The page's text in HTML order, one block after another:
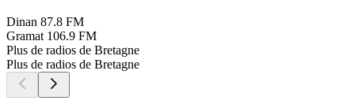
Dinan 87.8 FM
Gramat 106.9 FM
Plus de radios de Bretagne
Plus de radios de Bretagne